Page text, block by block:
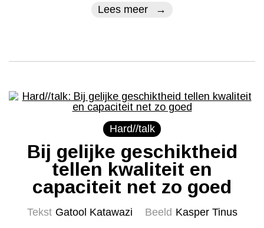
Lees meer
Hard//talk
Bij gelijke geschiktheid
tellen kwaliteit en
capaciteit net zo goed
Tekst Gatool Katawazi Beeld Kasper Tinus